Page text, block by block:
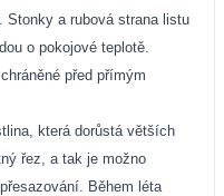
Stonky a rubová strana listu
o pokojové teplotě.
před přímým
která dorůstá větších
řez, a tak je možno
Během léta